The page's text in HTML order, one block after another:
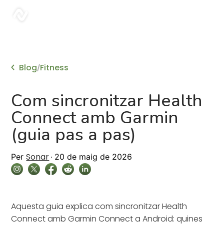
Blog/Fitness
Com sincronitzar Health
Connect amb Garmin
(guia pas a pas)
Per Sonar 20 de maig de 2026
Aquesta guia explica com sincronitzar Health
Connect amb Garmin Connect a Android: quines